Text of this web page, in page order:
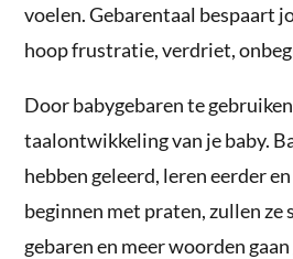
voelen. Gebarentaal bespaart
hoop frustratie, verdriet,
Door babygebaren te
taalontwikkeling van je baby.
hebben geleerd, leren eerder
beginnen met praten, zullen ze
gebaren en meer woorden